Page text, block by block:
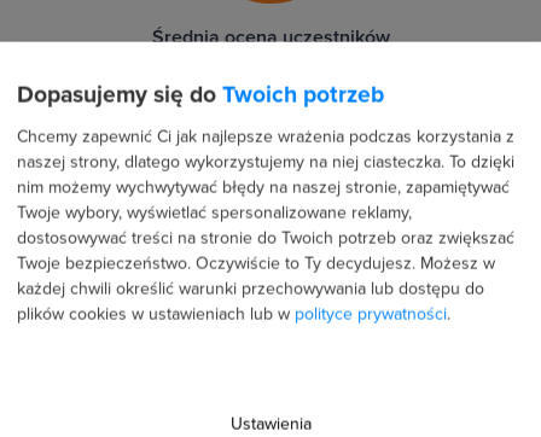
Średnia ocena uczestników
8 %
Dopasujemy się do Twoich potrzeb
Chcemy zapewnić Ci jak najlepsze wrażenia podczas korzystania z
naszej strony, dlatego wykorzystujemy na niej ciasteczka. To dzięki
nim możemy wychwytywać błędy na naszej stronie, zapamiętywać
Twoje wybory, wyświetlać spersonalizowane reklamy,
dostosowywać treści na stronie do Twoich potrzeb oraz zwiększać
Twoje bezpieczeństwo. Oczywiście to Ty decydujesz. Możesz w
każdej chwili określić warunki przechowywania lub dostępu do
plików cookies w ustawieniach lub w polityce prywatności.
Ustawienia